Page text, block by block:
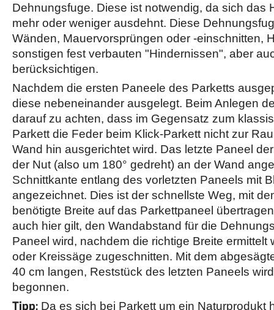
Dehnungsfuge. Diese ist notwendig, da sich das
mehr oder weniger ausdehnt. Diese
Wänden, Mauervorsprüngen oder -einschnitten,
sonstigen fest verbauten "Hindernissen", aber
berücksichtigen.
Nachdem die ersten Paneele des Parketts
diese nebeneinander ausgelegt. Beim Anlegen
darauf zu achten, dass im Gegensatz zum
Parkett die Feder beim Klick-Parkett nicht zur
Wand hin ausgerichtet wird. Das letzte Paneel
der Nut (also um 180° gedreht) an der Wand
Schnittkante entlang des vorletzten Paneels mit
angezeichnet. Dies ist der schnellste Weg, mit
benötigte Breite auf das Parkettpaneel
auch hier gilt, den Wandabstand für die
Paneel wird, nachdem die richtige Breite ermittelt
oder Kreissäge zugeschnitten. Mit dem
40 cm langen, Reststück des letzten Paneels
begonnen.
Tipp: Da es sich bei Parkett um ein Naturprodukt